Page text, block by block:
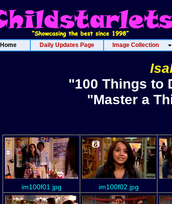
Home Daily Updates Page Image Collection
"100 Things to
"Master a
im100f01.jpg im100f02.jpg